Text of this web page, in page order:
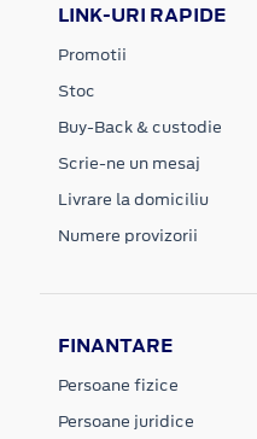
LINK-URI RAPIDE
Promotii
Stoc
Buy-Back & custodie
Scrie-ne un mesaj
Livrare la domiciliu
Numere provizorii
FINANTARE
Persoane fizice
Persoane juridice